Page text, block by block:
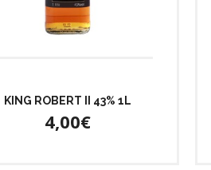
KING ROBERT II 43% 1L
4,00€